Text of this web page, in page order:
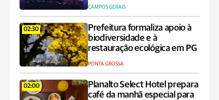
CAMPOS GERAIS
02:30
Prefeitura formaliza apoio à
biodiversidade e à
restauração ecológica em PG
PONTA GROSSA
02:00
Planalto Select Hotel prepara
café da manhã especial para